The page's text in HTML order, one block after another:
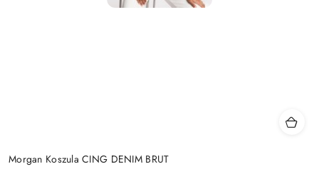
Morgan Koszula CING DENIM BRUT